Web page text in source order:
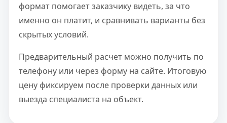
формат помогает заказчику видеть, за что
именно он платит, и сравнивать варианты без
скрытых условий.
Предварительный расчет можно получить по
телефону или через форму на сайте. Итоговую
цену фиксируем после проверки данных или
выезда специалиста на объект.